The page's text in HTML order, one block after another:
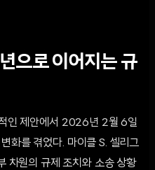
로 이어지는 규
인 제안에서 2026년 2월 6일
화를 겪었다. 마이클 S. 셀리그
원의 규제 조치와 소송 상황